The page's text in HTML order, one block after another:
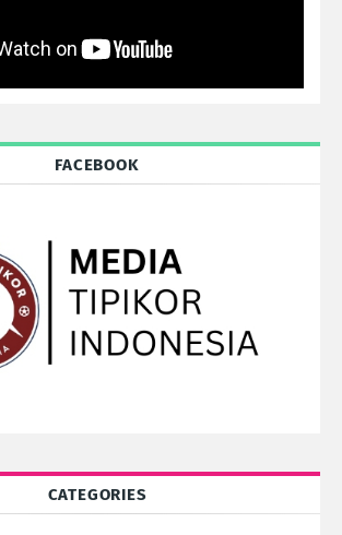
FACEBOOK
CATEGORIES